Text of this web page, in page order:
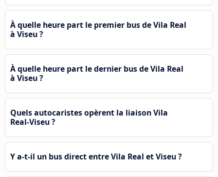
À quelle heure part le premier bus de Vila Real
à Viseu ?
À quelle heure part le dernier bus de Vila Real
à Viseu ?
Quels autocaristes opèrent la liaison Vila
Real-Viseu ?
Y a-t-il un bus direct entre Vila Real et Viseu ?